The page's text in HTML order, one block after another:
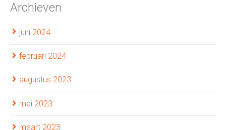
Archieven
juni 2024
februari 2024
augustus 2023
mei 2023
maart 2023